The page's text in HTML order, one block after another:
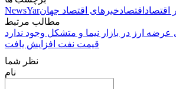
NewsYar
اقتصاد اقتصادخبرهای اقتصاد جهان
مطالب مرتبط
ارز در بازار نیما و متشکل وجود ندارد
قیمت نفت افزایش یافت
نظر شما
نام